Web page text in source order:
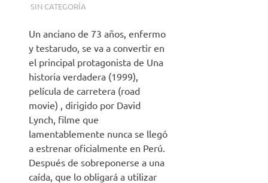
12 MARZO, 2012
CAMPUCSS
SIN CATEGORÍA
Un anciano de 73 años, enfermo
y testarudo, se va a convertir en
el principal protagonista de Una
historia verdadera (1999),
película de carretera (road
movie) , dirigido por David
Lynch, filme que
lamentablemente nunca se llegó
a estrenar oficialmente en Perú.
Después de sobreponerse a una
caída, que lo obligará a utilizar